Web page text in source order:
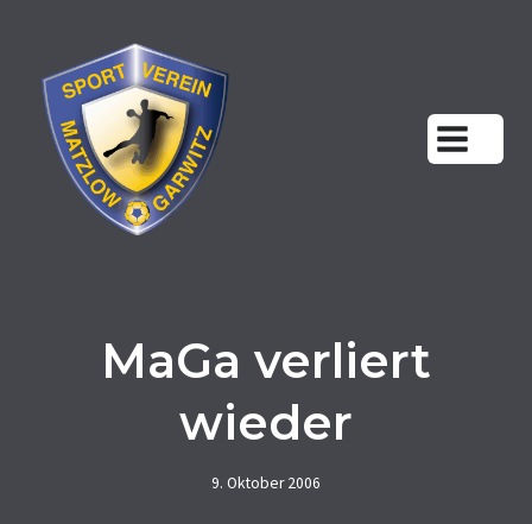
springen
MaGa verliert
wieder
9. Oktober 2006